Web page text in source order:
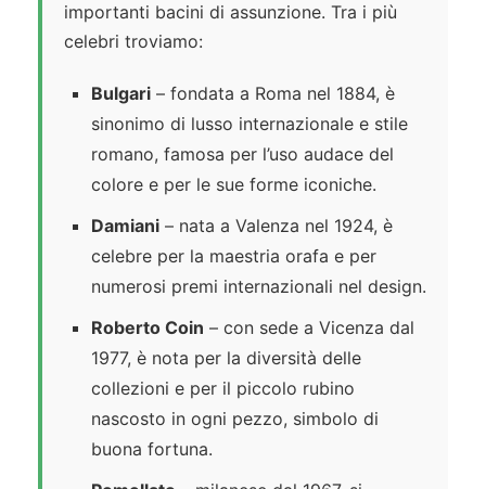
importanti bacini di assunzione. Tra i più
celebri troviamo:
Bulgari – fondata a Roma nel 1884, è
sinonimo di lusso internazionale e stile
romano, famosa per l’uso audace del
colore e per le sue forme iconiche.
Damiani – nata a Valenza nel 1924, è
celebre per la maestria orafa e per
numerosi premi internazionali nel design.
Roberto Coin – con sede a Vicenza dal
1977, è nota per la diversità delle
collezioni e per il piccolo rubino
nascosto in ogni pezzo, simbolo di
buona fortuna.